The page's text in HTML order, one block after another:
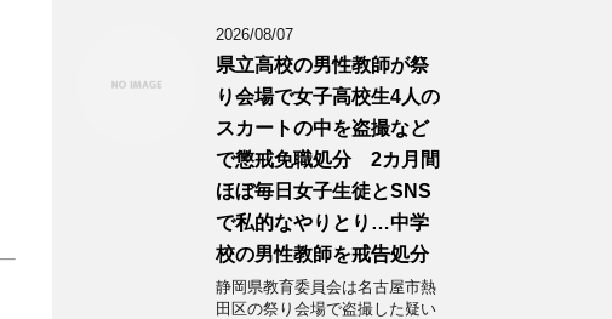
2026/08/07
県立高校の男性教師が祭
り会場で女子高校生4人の
スカートの中を盗撮など
で懲戒免職処分 2カ月間
ほぼ毎日女子生徒とSNS
で私的なやりとり…中学
校の男性教師を戒告処分
静岡県教育委員会は名古屋市熱
田区の祭り会場で盗撮した疑い